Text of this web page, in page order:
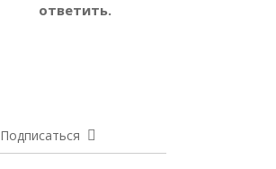
ответить.
Подписаться